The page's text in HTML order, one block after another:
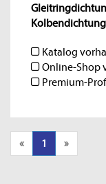
Katalog
Online-Shop
Premium-
« 1 »